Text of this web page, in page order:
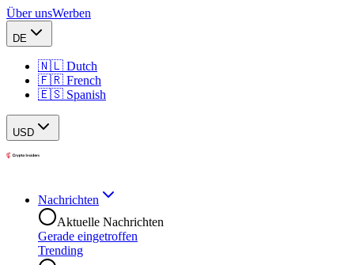
Über unsWerben
DE
🇳🇱 Dutch
🇫🇷 French
🇪🇸 Spanish
USD
Nachrichten
Aktuelle Nachrichten
Gerade eingetroffen
Trending